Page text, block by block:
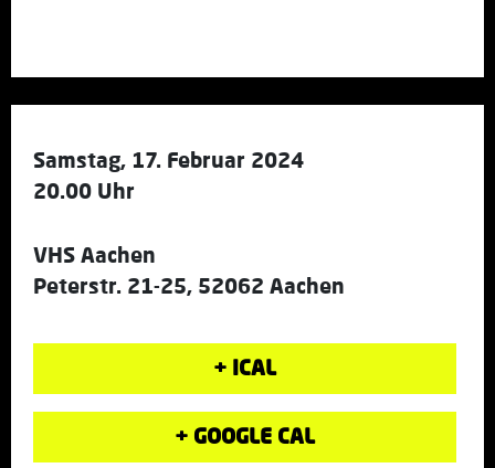
Samstag, 17. Februar 2024
20.00 Uhr
VHS Aachen
Peterstr. 21-25, 52062 Aachen
+ ICAL
+ GOOGLE CAL